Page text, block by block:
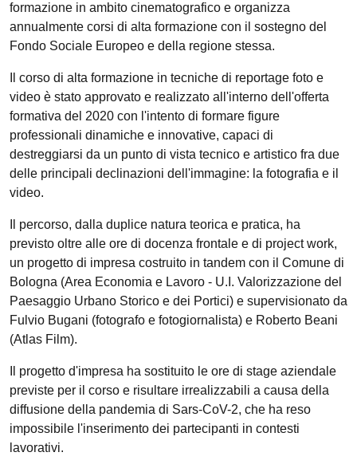
formazione in ambito cinematografico e organizza
annualmente corsi di alta formazione con il sostegno del
Fondo Sociale Europeo e della regione stessa.
Il corso di alta formazione in tecniche di reportage foto e
video è stato approvato e realizzato all'interno dell'offerta
formativa del 2020 con l'intento di formare figure
professionali dinamiche e innovative, capaci di
destreggiarsi da un punto di vista tecnico e artistico fra due
delle principali declinazioni dell'immagine: la fotografia e il
video.
Il percorso, dalla duplice natura teorica e pratica, ha
previsto oltre alle ore di docenza frontale e di project work,
un progetto di impresa costruito in tandem con il Comune di
Bologna (Area Economia e Lavoro - U.I. Valorizzazione del
Paesaggio Urbano Storico e dei Portici) e supervisionato da
Fulvio Bugani (fotografo e fotogiornalista) e Roberto Beani
(Atlas Film).
Il progetto d'impresa ha sostituito le ore di stage aziendale
previste per il corso e risultare irrealizzabili a causa della
diffusione della pandemia di Sars-CoV-2, che ha reso
impossibile l'inserimento dei partecipanti in contesti
lavorativi.